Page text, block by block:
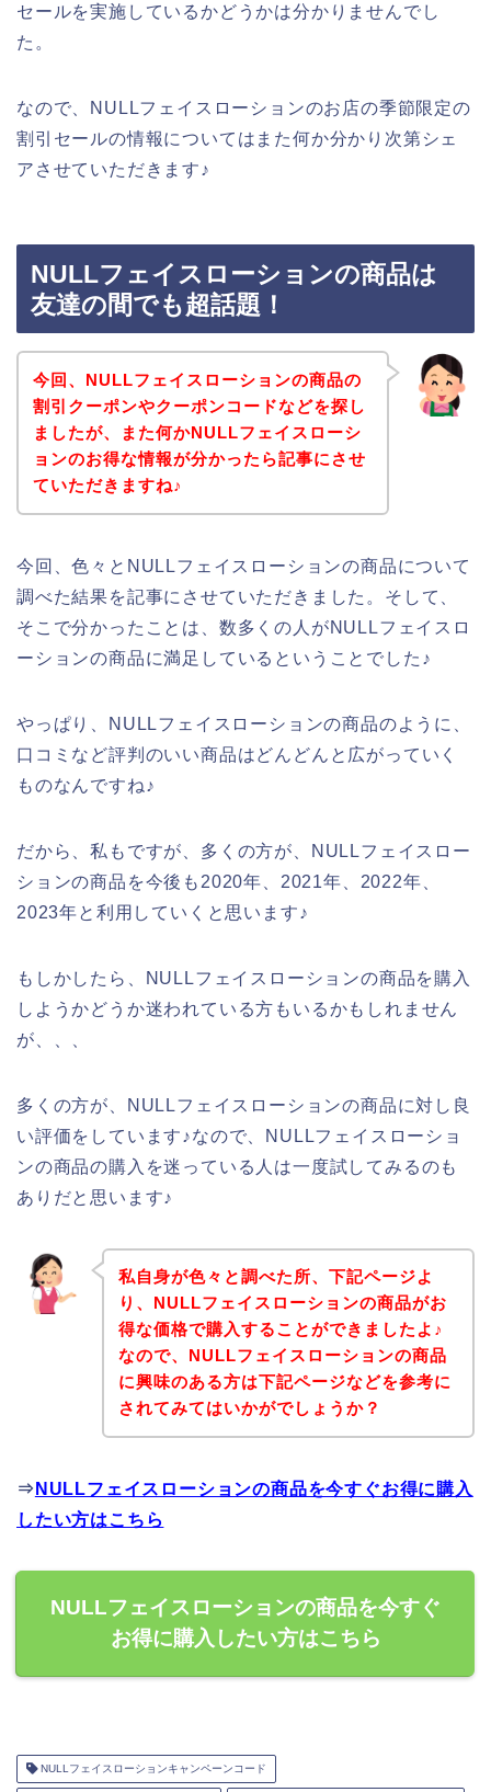
セールを実施しているかどうかは分かりませんでし
た。
なので、NULLフェイスローションのお店の季節限定の
割引セールの情報についてはまた何か分かり次第シェ
アさせていただきます♪
NULLフェイスローションの商品は
友達の間でも超話題！
今回、NULLフェイスローションの商品の
割引クーポンやクーポンコードなどを探し
ましたが、また何かNULLフェイスローシ
ョンのお得な情報が分かったら記事にさせ
ていただきますね♪
今回、色々とNULLフェイスローションの商品について
調べた結果を記事にさせていただきました。そして、
そこで分かったことは、数多くの人がNULLフェイスロ
ーションの商品に満足しているということでした♪
やっぱり、NULLフェイスローションの商品のように、
口コミなど評判のいい商品はどんどんと広がっていく
ものなんですね♪
だから、私もですが、多くの方が、NULLフェイスロー
ションの商品を今後も2020年、2021年、2022年、
2023年と利用していくと思います♪
もしかしたら、NULLフェイスローションの商品を購入
しようかどうか迷われている方もいるかもしれません
が、、、
多くの方が、NULLフェイスローションの商品に対し良
い評価をしています♪なので、NULLフェイスローショ
ンの商品の購入を迷っている人は一度試してみるのも
ありだと思います♪
私自身が色々と調べた所、下記ページよ
り、NULLフェイスローションの商品がお
得な価格で購入することができましたよ♪
なので、NULLフェイスローションの商品
に興味のある方は下記ページなどを参考に
されてみてはいかがでしょうか？
⇒ NULLフェイスローションの商品を今すぐお得に購入
したい方はこちら
NULLフェイスローションの商品を今すぐ
お得に購入したい方はこちら
NULLフェイスローションキャンペーンコード